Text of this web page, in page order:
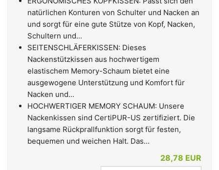
natürlichen Konturen von Schulter und Nacken an
und sorgt für eine gute Stütze von Kopf, Nacken,
Schultern und...
SEITENSCHLÄFERKISSEN: Dieses
Nackenstützkissen aus hochwertigem
elastischem Memory-Schaum bietet eine
ausgewogene Unterstützung und Komfort für
Nacken und...
HOCHWERTIGER MEMORY SCHAUM: Unsere
Nackenkissen sind CertiPUR-US zertifiziert. Die
langsame Rückprallfunktion sorgt für festen,
bequemen und weichen Halt. Das...
28,78 EUR